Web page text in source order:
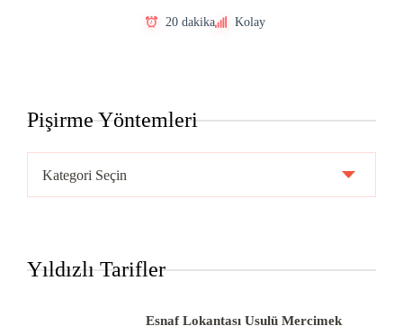
20 dakika Kolay
Pişirme Yöntemleri
Yöntemleri
Yıldızlı Tarifler
Esnaf Lokantası Usulü Mercimek